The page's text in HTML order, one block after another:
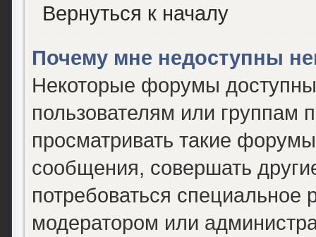
Вернуться к началу
Почему мне недоступны
Некоторые форумы
пользователям или группам
просматривать такие
сообщения, совершать
потребоваться
модератором или